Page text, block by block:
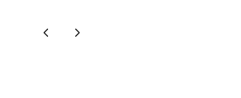
ElőzőKövetkező